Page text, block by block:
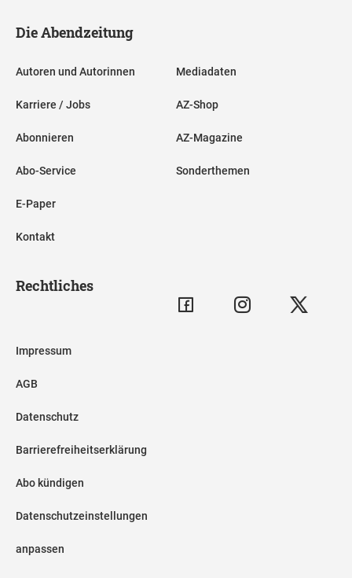
Die Abendzeitung
Autoren und Autorinnen
Karriere / Jobs
Abonnieren
Abo-Service
E-Paper
Kontakt
Mediadaten
AZ-Shop
AZ-Magazine
Sonderthemen
Rechtliches
Impressum
AGB
Datenschutz
Barrierefreiheitserklärung
Abo kündigen
Datenschutzeinstellungen
anpassen